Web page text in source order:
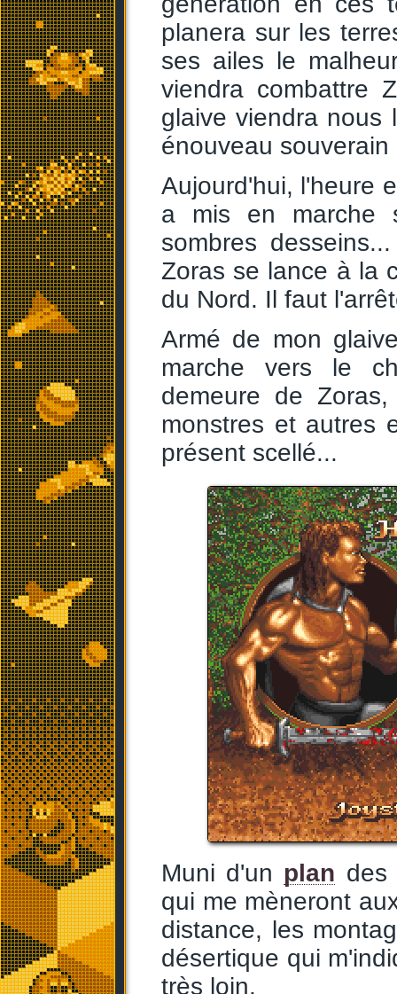
planera sur les
ses ailes le
viendra combattre
glaive viendra nous
énouveau
Aujourd'hui, l'heure
a mis en marche
sombres
Zoras se lance à la
du Nord. Il faut
Armé de mon
marche vers le
demeure de
monstres et autres
présent scellé...
Muni d'un plan des
qui me mèneront
distance, les
désertique qui
très loin.